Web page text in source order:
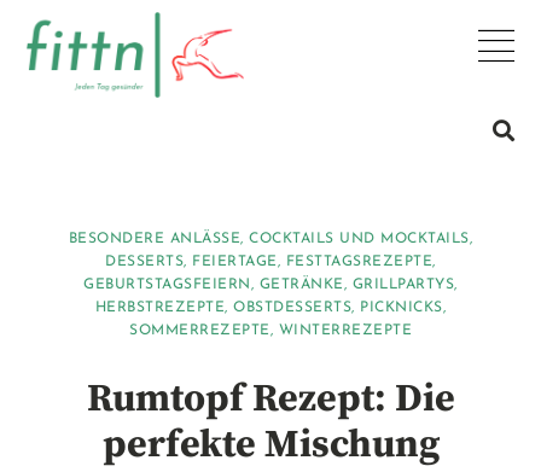
BESONDERE ANLÄSSE,COCKTAILS UND MOCKTAILS,
DESSERTS, FEIERTAGE, FESTTAGSREZEPTE,
GEBURTSTAGSFEIERN, GETRÄNKE, GRILLPARTYS,
HERBSTREZEPTE,OBSTDESSERTS, PICKNICKS,
SOMMERREZEPTE, WINTERREZEPTE
Rumtopf Rezept: Die
perfekte Mischung